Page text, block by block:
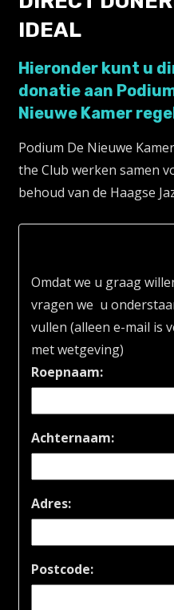
IDEAL
Hieronder kunt u
donatie aan
Nieuwe Kamer
Podium De Nieuwe
the Club werken samen
behoud van de Haagse
Omdat we u graag
vragen we u
vullen (alleen e-mail is
met wetgeving)
Roepnaam:
Achternaam:
Adres:
Postcode: